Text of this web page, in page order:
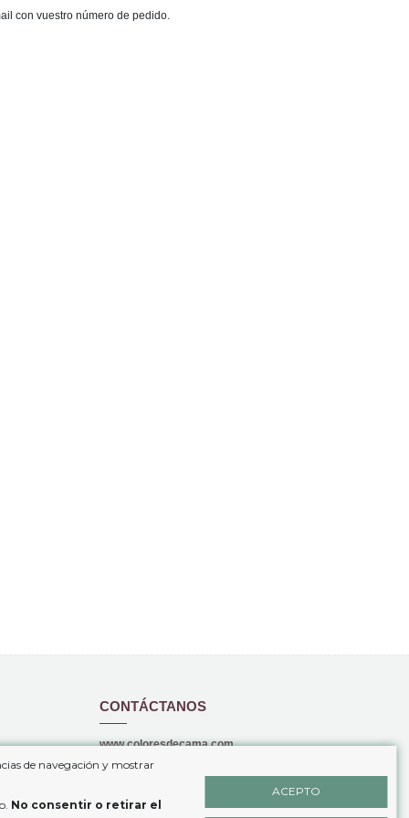
con vuestro número de pedido.
CONTÁCTANOS
www.coloresdecama.com
info@coloresdecama.com
de navegación y mostrar
No consentir o retirar el
ACEPTO